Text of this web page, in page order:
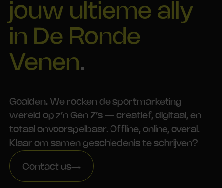
jouw ultieme ally
in De Ronde
Venen.
Goalden. We rocken de sportmarketing
wereld op z’n Gen Z’s — creatief, digitaal, en
totaal onvoorspelbaar. Offline, online, overal.
Klaar om samen geschiedenis te schrijven?
Contact us